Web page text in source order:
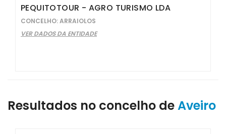
PEQUITOTOUR - AGRO TURISMO LDA
CONCELHO: ARRAIOLOS
VER DADOS DA ENTIDADE
Resultados no concelho deAveiro